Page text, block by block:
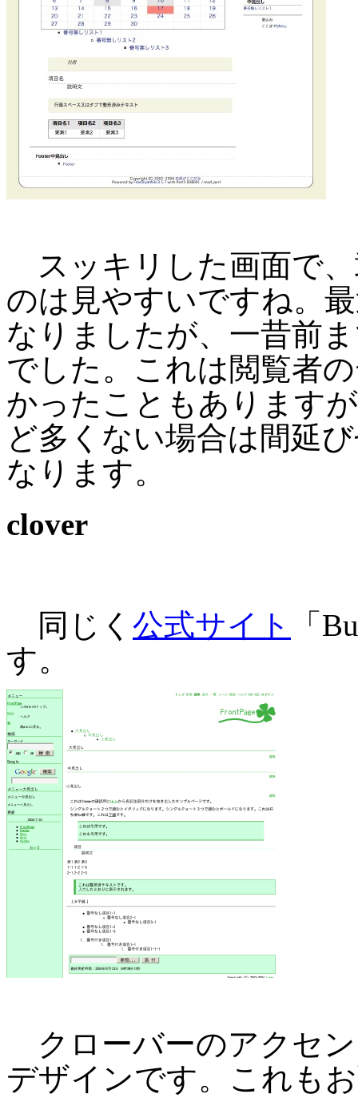
スッキリした画面で、
のは見やすいですね。
なりましたが、一昔前
でした。これは閲覧者
かったこともあります
ど多くない場合は間延
なります。
clover
同じく 公式サイト
「
す。
クローバーのアクセ
デザインです。これも